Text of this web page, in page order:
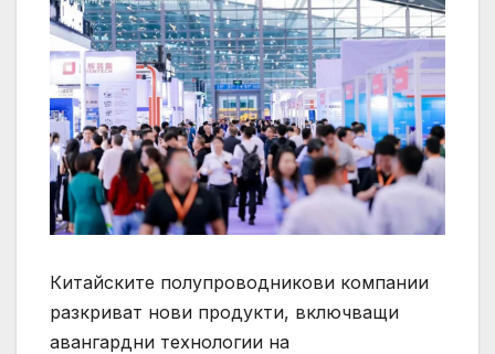
Китайските полупроводникови компании
разкриват нови продукти, включващи
авангардни технологии на